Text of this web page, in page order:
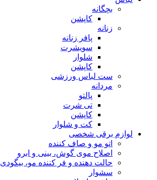
بچگانه
کاپشن
زنانه
پافر زنانه
سویشرت
شلوار
کاپشن
ست لباس ورزشی
مردانه
پالتو
تی شرت
کاپشن
کت و شلوار
لوازم برقی شخصی
اتو مو و صاف کننده
اصلاح موی گوش، بینی و ابرو
حالت دهنده و فر کننده مو، بیگودی
سشوار